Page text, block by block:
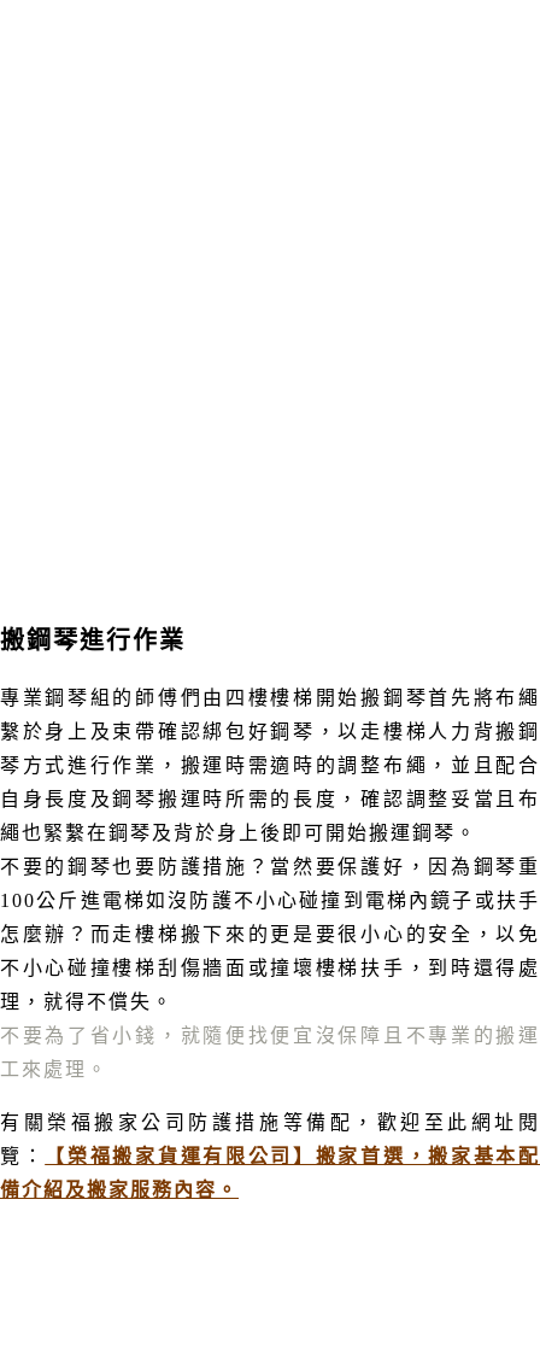
搬鋼琴進行作業
專業鋼琴組的師傅們由四樓樓梯開始搬鋼琴首先將布繩
繫於身上及束帶確認綁包好鋼琴，以走樓梯人力背搬鋼
琴方式進行作業，搬運時需適時的調整布繩，並且配合
自身長度及鋼琴搬運時所需的長度，確認調整妥當且布
繩也緊繫在鋼琴及背於身上後即可開始搬運鋼琴。
不要的鋼琴也要防護措施？當然要保護好 ，因為鋼琴重
100公斤進電梯如沒防護不小心碰撞到電梯內鏡子或扶手
怎麼辦？而走樓梯搬下來的更是要很小心的安全，以免
不小心碰撞樓梯刮傷牆面或撞壞樓梯扶手，到時還得處
理，就得不償失。
不要為了省小錢，就隨便找便宜沒保障且不專業的搬運
工來處理。
有關榮福搬家公司防護措施等備配 ，歡迎至此網址閱
覽：
【榮福搬家貨運有限公司】搬家首選，搬家基本配
備介紹及搬家服務內容。